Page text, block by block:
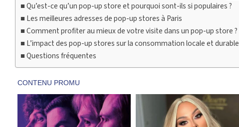
Qu’est-ce qu’un pop-up store et pourquoi sont-ils si populaires ?
Les meilleures adresses de pop-up stores à Paris
Comment profiter au mieux de votre visite dans un pop-up store ?
L’impact des pop-up stores sur la consommation locale et durable
Questions fréquentes